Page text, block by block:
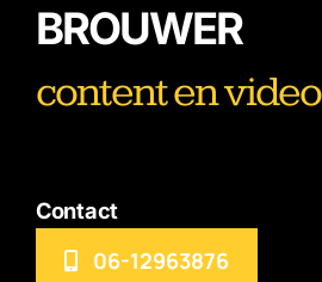
BROUWER
content en video
Contact
06-12963876